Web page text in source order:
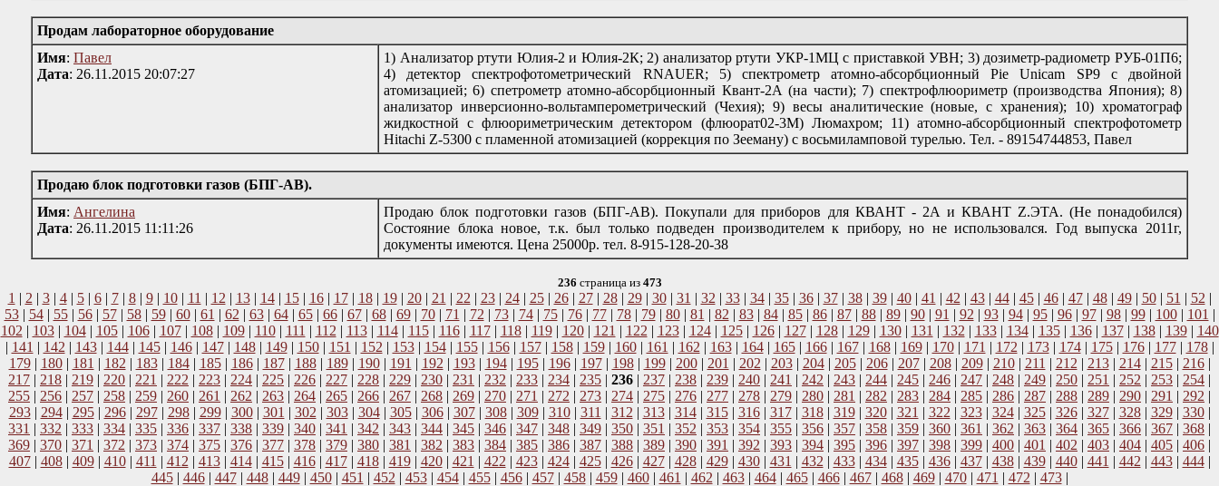
Продам лабораторное оборудование
Имя: Павел
Дата: 26.11.2015 20:07:27
1) Анализатор ртути Юлия-2 и Юлия-2К; 2) анализатор ртути УКР-1МЦ с приставкой УВН; 3) дозиметр-радиометр РУБ-01П6;
4) детектор спектрофотометрический RNAUER; 5) спектрометр атомно-абсорбционный Pie Unicam SP9 с двойной
атомизацией; 6) спетрометр атомно-абсорбционный Квант-2А (на части); 7) спектрофлюориметр (производства Япония); 8)
анализатор инверсионно-вольтамперометрический (Чехия); 9) весы аналитические (новые, с хранения); 10) хроматограф
жидкостной с флюориметрическим детектором (флюорат02-3М) Люмахром; 11) атомно-абсорбционный спектрофотометр
Hitachi Z-5300 с пламенной атомизацией (коррекция по Зееману) с восьмиламповой турелью. Тел. - 89154744853, Павел
Продаю блок подготовки газов (БПГ-АВ).
Имя: Ангелина
Дата: 26.11.2015 11:11:26
Продаю блок подготовки газов (БПГ-АВ). Покупали для приборов для КВАНТ - 2А и КВАНТ Z.ЭТА. (Не понадобился)
Состояние блока новое, т.к. был только подведен производителем к прибору, но не использовался. Год выпуска 2011г,
документы имеются. Цена 25000р. тел. 8-915-128-20-38
236 страница из 473
1 | 2 | 3| 4| 5| 6| 7| 8| 9| 10| 11 | 12 | 13| 14| 15| 16| 17| 18| 19| 20| 21 | 22 | 23| 24| 25| 26| 27| 28| 29| 30| 31 | 32 | 33| 34| 35| 36| 37| 38| 39| 40| 41 | 42 | 43| 44| 45| 46| 47| 48| 49| 50| 51 | 52 |
53| 54| 55| 56| 57| 58| 59| 60| 61 | 62 | 63| 64| 65| 66| 67| 68| 69| 70| 71 | 72 | 73| 74| 75| 76| 77| 78| 79| 80| 81 | 82 | 83| 84| 85| 86| 87| 88| 89| 90| 91 | 92 | 93| 94| 95| 96| 97| 98| 99| 100| 101 |
102 | 103| 104| 105| 106| 107| 108| 109| 110| 111 | 112 | 113| 114| 115| 116| 117| 118| 119| 120| 121 | 122 | 123| 124| 125| 126| 127| 128| 129| 130| 131 | 132 | 133| 134| 135| 136| 137| 138| 139| 140
| 141 | 142 | 143| 144| 145| 146| 147| 148| 149| 150| 151 | 152 | 153| 154| 155| 156| 157| 158| 159| 160| 161 | 162 | 163| 164| 165| 166| 167| 168| 169| 170| 171 | 172 | 173| 174| 175| 176| 177| 178|
179| 180| 181 | 182 | 183| 184| 185| 186| 187| 188| 189| 190| 191 | 192 | 193| 194| 195| 196| 197| 198| 199| 200| 201 | 202 | 203| 204| 205| 206| 207| 208| 209| 210| 211 | 212 | 213| 214| 215| 216|
217 | 218 | 219 | 220 | 221 | 222 | 223 | 224 | 225 | 226 | 227 | 228 | 229 | 230 | 231 | 232 | 233 | 234 | 235 | 236 | 237 | 238 | 239 | 240 | 241 | 242 | 243 | 244 | 245 | 246 | 247 | 248 | 249 | 250 | 251 | 252 | 253 | 254 |
255 | 256 | 257 | 258 | 259 | 260 | 261 | 262 | 263 | 264 | 265 | 266 | 267 | 268 | 269 | 270 | 271 | 272 | 273 | 274 | 275 | 276 | 277 | 278 | 279 | 280 | 281 | 282 | 283 | 284 | 285 | 286 | 287 | 288 | 289 | 290 | 291 | 292 |
293| 294| 295| 296| 297| 298| 299| 300| 301 | 302 | 303| 304| 305| 306| 307| 308| 309| 310| 311 | 312 | 313| 314| 315| 316| 317| 318| 319| 320| 321 | 322 | 323| 324| 325| 326| 327| 328| 329| 330|
331 | 332 | 333 | 334 | 335 | 336 | 337 | 338 | 339 | 340 | 341 | 342 | 343 | 344 | 345 | 346 | 347 | 348 | 349 | 350 | 351 | 352 | 353 | 354 | 355 | 356 | 357 | 358 | 359 | 360 | 361 | 362 | 363 | 364 | 365 | 366 | 367 | 368 |
369 | 370 | 371 | 372 | 373 | 374 | 375 | 376 | 377 | 378 | 379 | 380 | 381 | 382 | 383 | 384 | 385 | 386 | 387 | 388 | 389 | 390 | 391 | 392 | 393 | 394 | 395 | 396 | 397 | 398 | 399 | 400 | 401 | 402 | 403 | 404 | 405 | 406 |
407| 408| 409| 410| 411 | 412 | 413| 414| 415| 416| 417| 418| 419| 420| 421 | 422 | 423| 424| 425| 426| 427| 428| 429| 430| 431 | 432 | 433| 434| 435| 436| 437| 438| 439| 440| 441 | 442 | 443| 444|
445| 446| 447| 448| 449| 450| 451 | 452 | 453| 454| 455| 456| 457| 458| 459| 460| 461 | 462 | 463| 464| 465| 466| 467| 468| 469| 470| 471 | 472 | 473|